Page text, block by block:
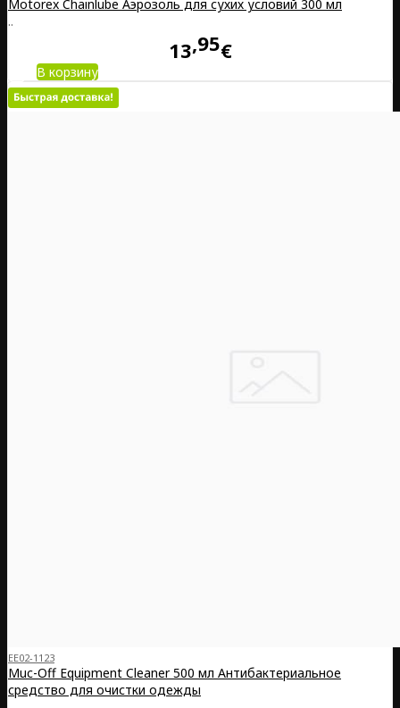
Motorex Chainlube Аэрозоль для сухих условий 300 мл
..
13 95€
В корзину
EE02-1123
Muc-Off Equipment Cleaner 500 мл Антибактериальное
средство для очистки одежды